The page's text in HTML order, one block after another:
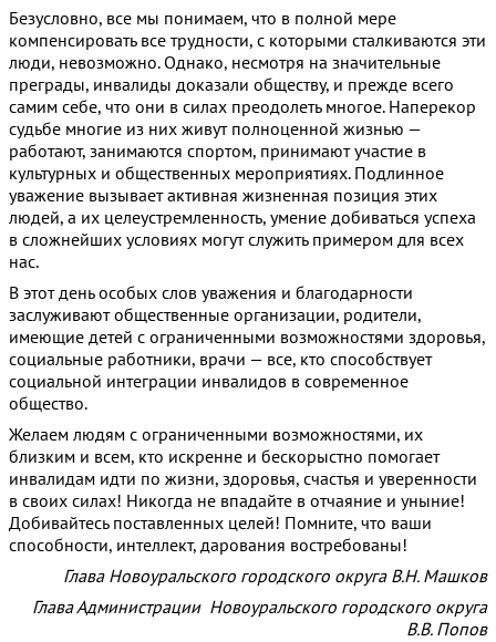
Безусловно, все мы понимаем, что в полной мере
компенсировать все трудности, с которыми сталкиваются эти
люди, невозможно. Однако, несмотря на значительные
преграды, инвалиды доказали обществу, и прежде всего
самим себе, что они в силах преодолеть многое. Наперекор
судьбе многие из них живут полноценной жизнью —
работают, занимаются спортом, принимают участие в
культурных и общественных мероприятиях. Подлинное
уважение вызывает активная жизненная позиция этих
людей, а их целеустремленность, умение добиваться успеха
в сложнейших условиях могут служить примером для всех
нас.
В этот день особых слов уважения и благодарности
заслуживают общественные организации, родители,
имеющие детей с ограниченными возможностями здоровья,
социальные работники, врачи — все, кто способствует
социальной интеграции инвалидов в современное
общество.
Желаем людям с ограниченными возможностями, их
близким и всем, кто искренне и бескорыстно помогает
инвалидам идти по жизни, здоровья, счастья и уверенности
в своих силах! Никогда не впадайте в отчаяние и уныние!
Добивайтесь поставленных целей! Помните, что ваши
способности, интеллект, дарования востребованы!
Глава Новоуральского городского округа В.Н. Машков
Глава Администрации Новоуральского городского округа
В.В. Попов